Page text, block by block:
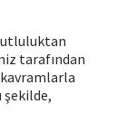
tarafından
şekilde,